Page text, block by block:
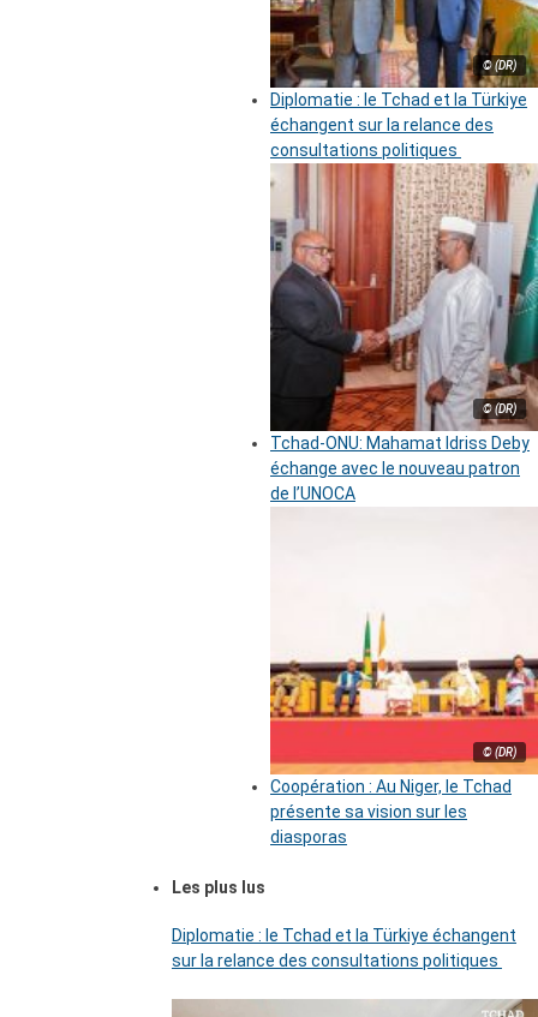
© (DR)
Diplomatie : le Tchad et la Türkiye
échangent sur la relance des
consultations politiques
© (DR)
Tchad-ONU: Mahamat Idriss Deby
échange avec le nouveau patron
de l’UNOCA
© (DR)
Coopération : Au Niger, le Tchad
présente sa vision sur les
diasporas
Les plus lus
Diplomatie : le Tchad et la Türkiye échangent
sur la relance des consultations politiques